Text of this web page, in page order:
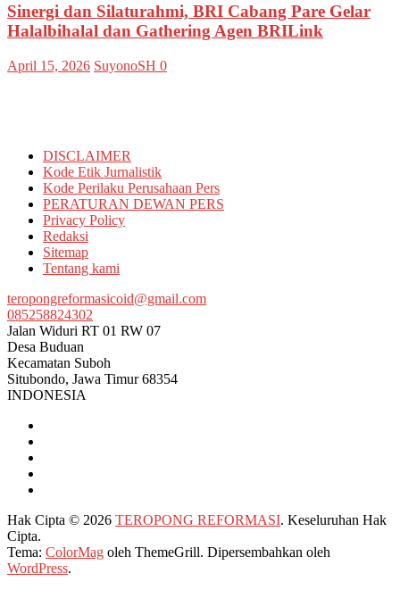
Sinergi dan Silaturahmi, BRI Cabang Pare Gelar
Halalbihalal dan Gathering Agen BRILink
April 15, 2026 SuyonoSH 0
DISCLAIMER
Kode Etik Jurnalistik
Kode Perilaku Perusahaan Pers
PERATURAN DEWAN PERS
Privacy Policy
Redaksi
Sitemap
Tentang kami
teropongreformasicoid@gmail.com
085258824302
Jalan Widuri RT 01 RW 07
Desa Buduan
Kecamatan Suboh
Situbondo, Jawa Timur 68354
INDONESIA
Hak Cipta © 2026 TEROPONG REFORMASI. Keseluruhan Hak
Cipta.
Tema: ColorMag oleh ThemeGrill. Dipersembahkan oleh
WordPress.